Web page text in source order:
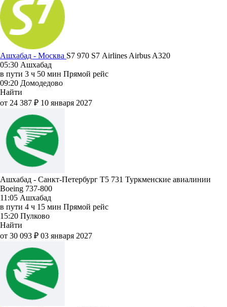
Ашхабад - Москва S7 970 S7 Airlines Airbus A320
05:30 Ашхабад
в пути 3 ч 50 мин Прямой рейс
09:20 Домодедово
Найти
от 24 387 ₽ 10 января 2027
Ашхабад - Санкт-Петербург T5 731 Туркменские авиалинии
Boeing 737-800
11:05 Ашхабад
в пути 4 ч 15 мин Прямой рейс
15:20 Пулково
Найти
от 30 093 ₽ 03 января 2027